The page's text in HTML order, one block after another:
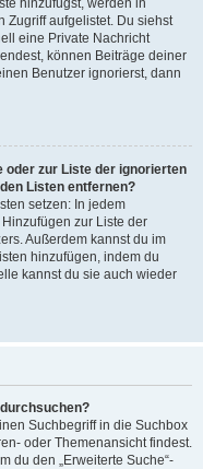
hinzufügst, werden in
Zugriff aufgelistet. Du siehst
eine Private Nachricht
können Beiträge deiner
Benutzer ignorierst, dann
oder zur Liste der ignorierten
Listen entfernen?
setzen: In jedem
zur Liste der
Außerdem kannst du im
hinzufügen, indem du
kannst du sie auch wieder
Suchbegriff in die Suchbox
oder Themenansicht findest.
du den „Erweiterte Suche“-